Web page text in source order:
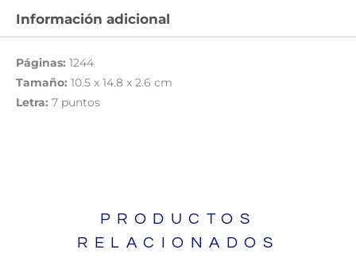
Información adicional
Páginas: 1244
Tamaño: 10.5 x 14.8 x 2.6 cm
Letra: 7 puntos
PRODUCTOS
RELACIONADOS